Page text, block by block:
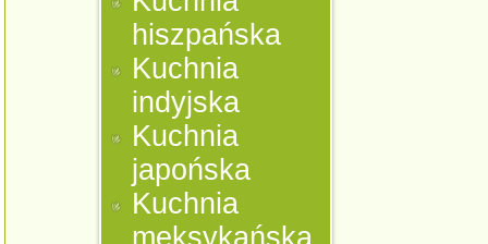
hiszpańska
Kuchnia
indyjska
Kuchnia
japońska
Kuchnia
meksykańska